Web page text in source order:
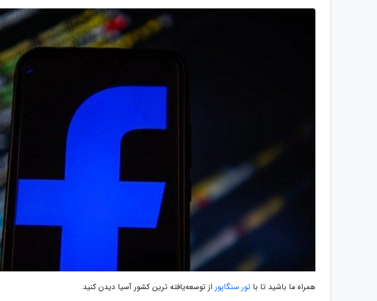
همراه ما باشید تا با تور سنگاپور از توسعه‌یافته ترین کشور آسیا دیدن کنید.